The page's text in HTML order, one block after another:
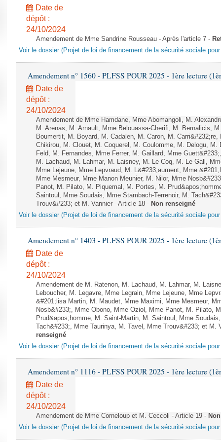
Date de
dépôt :
24/10/2024
Amendement de Mme Sandrine Rousseau - Après l'article 7 -
Voir le dossier (Projet de loi de financement de la sécurité sociale pour
Amendement n° 1560 - PLFSS POUR 2025 - 1ère lecture
Date de
dépôt :
24/10/2024
Amendement de Mme Hamdane, Mme Abomangoli, M.
M. Arenas, M. Arnault, Mme Belouassa-Cherifi, M. Bernalicis,
Boumertit, M. Boyard, M. Cadalen, M. Caron, M.
Chikirou, M. Clouet, M. Coquerel, M. Coulomme, M. Delogu, M.
Feld, M. Fernandes, Mme Ferrer, M. Gaillard, Mme
M. Lachaud, M. Lahmar, M. Laisney, M. Le Coq, M. Le Gall,
Mme Lejeune, Mme Lepvraud, M. L&#233;aument, Mme
Mme Mesmeur, Mme Manon Meunier, M. Nilor, Mme
Panot, M. Pilato, M. Piquemal, M. Portes, M.
Saintoul, Mme Soudais, Mme Stambach-Terrenoir, M.
Trouv&#233; et M. Vannier - Article 18 - Non renseigné
Voir le dossier (Projet de loi de financement de la sécurité sociale pour
Amendement n° 1403 - PLFSS POUR 2025 - 1ère lecture
Date de
dépôt :
24/10/2024
Amendement de M. Ratenon, M. Lachaud, M. Lahmar, M.
Leboucher, M. Legavre, Mme Legrain, Mme Lejeune, Mme
&#201;lisa Martin, M. Maudet, Mme Maximi, Mme Mesmeur,
Nosb&#233;, Mme Obono, Mme Oziol, Mme Panot, M. Pilato,
Prud&apos;homme, M. Saint-Martin, M. Saintoul, Mme
Tach&#233;, Mme Taurinya, M. Tavel, Mme Trouv&#233; et
renseigné
Voir le dossier (Projet de loi de financement de la sécurité sociale pour
Amendement n° 1116 - PLFSS POUR 2025 - 1ère lecture
Date de
dépôt :
24/10/2024
Amendement de Mme Corneloup et M. Ceccoli - Article 19 -
Voir le dossier (Projet de loi de financement de la sécurité sociale pour